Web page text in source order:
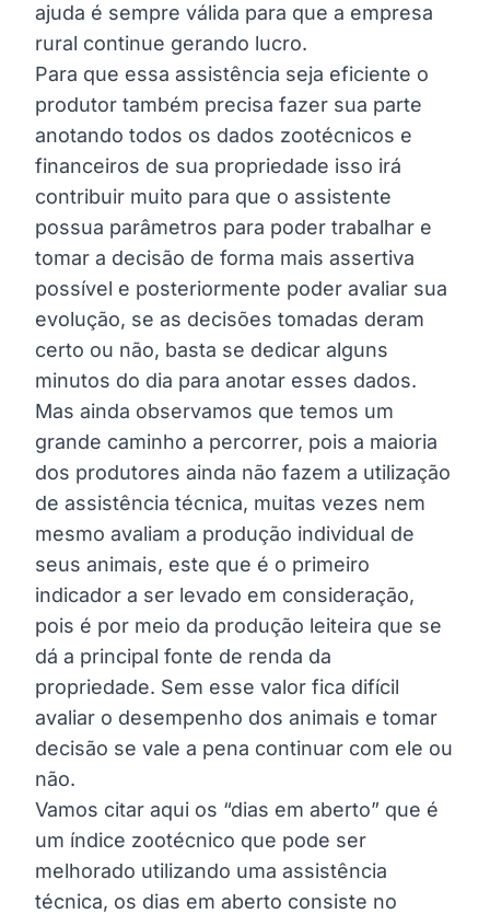
ajuda é sempre válida para que a empresa
rural continue gerando lucro.
Para que essa assistência seja eficiente o
produtor também precisa fazer sua parte
anotando todos os dados zootécnicos e
financeiros de sua propriedade isso irá
contribuir muito para que o assistente
possua parâmetros para poder trabalhar e
tomar a decisão de forma mais assertiva
possível e posteriormente poder avaliar sua
evolução, se as decisões tomadas deram
certo ou não, basta se dedicar alguns
minutos do dia para anotar esses dados.
Mas ainda observamos que temos um
grande caminho a percorrer, pois a maioria
dos produtores ainda não fazem a utilização
de assistência técnica, muitas vezes nem
mesmo avaliam a produção individual de
seus animais, este que é o primeiro
indicador a ser levado em consideração,
pois é por meio da produção leiteira que se
dá a principal fonte de renda da
propriedade. Sem esse valor fica difícil
avaliar o desempenho dos animais e tomar
decisão se vale a pena continuar com ele ou
não.
Vamos citar aqui os “dias em aberto” que é
um índice zootécnico que pode ser
melhorado utilizando uma assistência
técnica, os dias em aberto consiste no